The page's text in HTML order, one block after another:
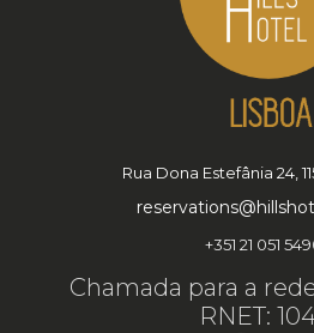
Rua Dona Estefânia 24,
+351 21 051
Chamada para a
RNET: